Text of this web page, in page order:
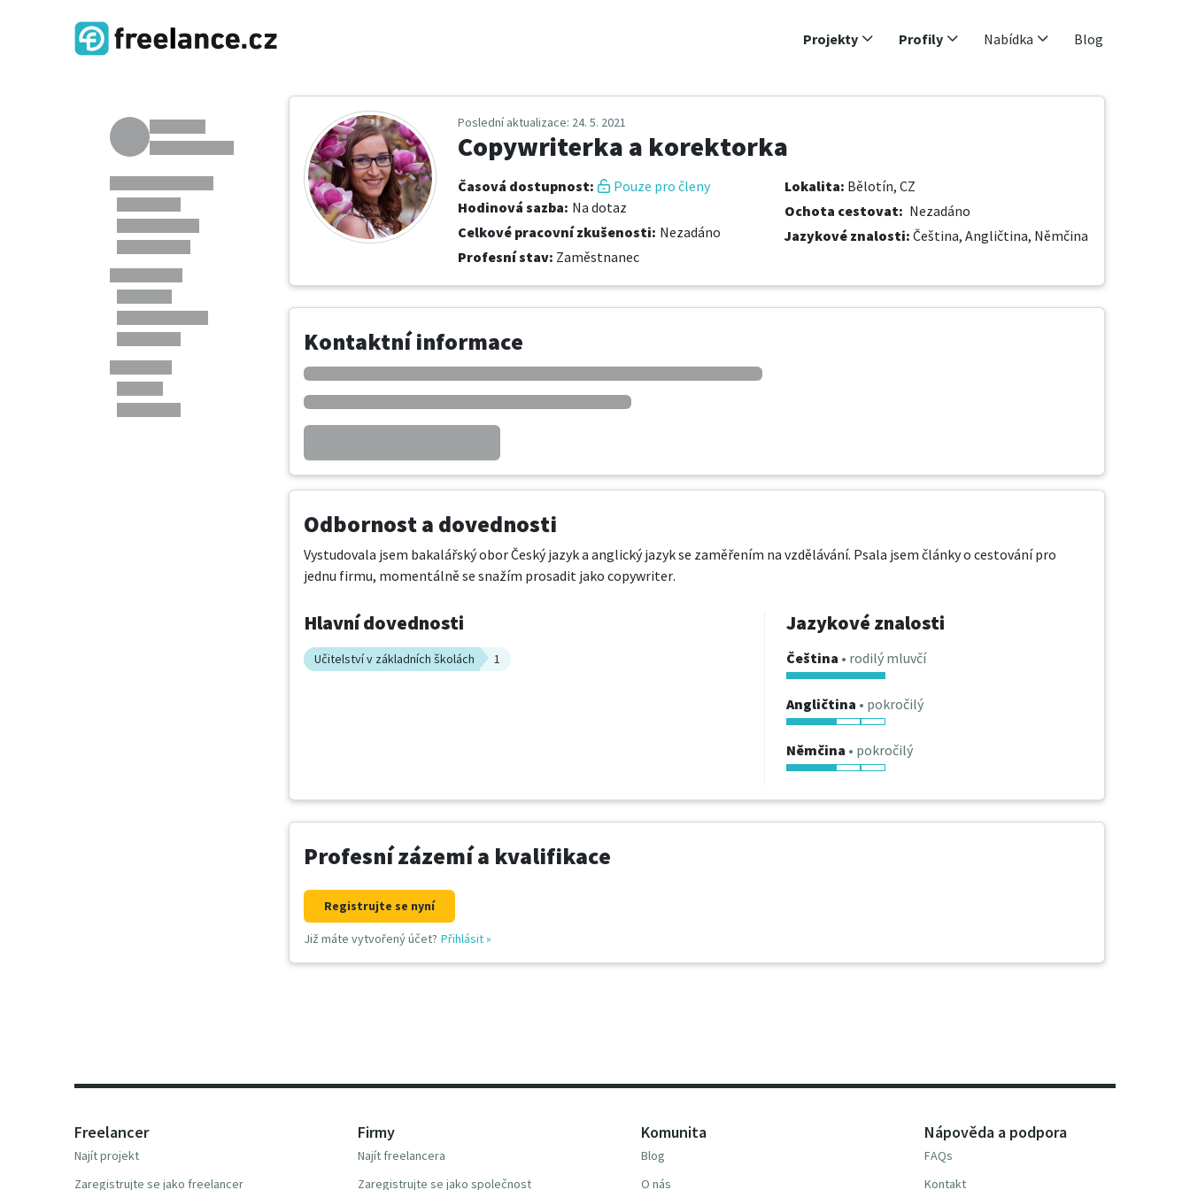
Projekty Profily Nabídka Blog
Poslední aktualizace: 24. 5. 2021
Copywriterka a korektorka
Časová dostupnost:
Pouze pro členy
Hodinová sazba: Na dotaz
Celkové pracovní zkušenosti: Nezadáno
Profesní stav: Zaměstnanec
Lokalita: Bělotín, CZ
Ochota cestovat: Nezadáno
Jazykové znalosti: Čeština, Angličtina, Němčina
Kontaktní informace
Odbornost a dovednosti
Vystudovala jsem bakalářský obor Český jazyk a anglický jazyk se zaměřením na vzdělávání. Psala jsem články o cestování pro
jednu firmu, momentálně se snažím prosadit jako copywriter.
Hlavní dovednosti
Učitelství v základních školách 1
Jazykové znalosti
Čeština • rodilý mluvčí
Angličtina • pokročilý
Němčina • pokročilý
Profesní zázemí a kvalifikace
Registrujte se nyní
Již máte vytvořený účet? Přihlásit»
Freelancer
Najít projekt
Zaregistrujte se jako freelancer
Firmy
Najít freelancera
Zaregistrujte se jako společnost
Komunita
Blog
O nás
Nápověda a podpora
FAQs
Kontakt